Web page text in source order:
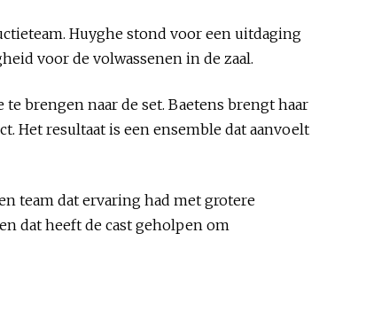
Huyghe stond voor een uitdaging
voor de volwassenen in de zaal.
brengen naar de set. Baetens brengt haar
Het resultaat is een ensemble dat aanvoelt
team dat ervaring had met grotere
dat heeft de cast geholpen om